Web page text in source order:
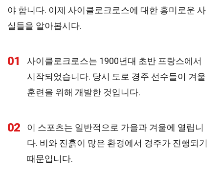
야 합니다. 이제 사이클로크로스에 대한 흥미로운 사
실들을 알아봅시다.
01
사이클로크로스는 1900년대 초반 프랑스에서
시작되었습니다. 당시 도로 경주 선수들이 겨울
훈련을 위해 개발한 것입니다.
02
이 스포츠는 일반적으로 가을과 겨울에 열립니
다. 비와 진흙이 많은 환경에서 경주가 진행되기
때문입니다.